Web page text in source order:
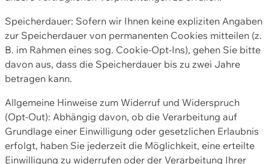
Speicherdauer: Sofern wir Ihnen keine expliziten Angaben
zur Speicherdauer von permanenten Cookies mitteilen (z.
B. im Rahmen eines sog. Cookie-Opt-Ins), gehen Sie bitte
davon aus, dass die Speicherdauer bis zu zwei Jahre
betragen kann.
Allgemeine Hinweise zum Widerruf und Widerspruch
(Opt-Out): Abhängig davon, ob die Verarbeitung auf
Grundlage einer Einwilligung oder gesetzlichen Erlaubnis
erfolgt, haben Sie jederzeit die Möglichkeit, eine erteilte
Einwilligung zu widerrufen oder der Verarbeitung Ihrer